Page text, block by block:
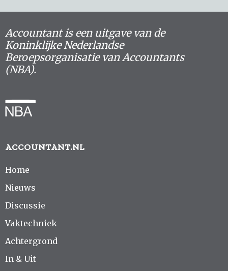
Accountant is een uitgave van de
Koninklijke Nederlandse
Beroepsorganisatie van Accountants
(NBA).
ACCOUNTANT.NL
Home
Nieuws
Discussie
Vaktechniek
Achtergrond
In & Uit